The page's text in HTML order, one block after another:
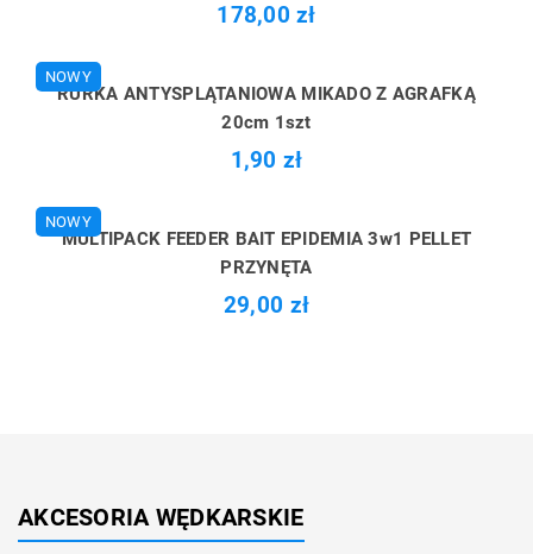
178,00 zł
NOWY
RURKA ANTYSPLĄTANIOWA MIKADO Z AGRAFKĄ
20cm 1szt
1,90 zł
NOWY
MULTIPACK FEEDER BAIT EPIDEMIA 3w1 PELLET
PRZYNĘTA
29,00 zł
AKCESORIA WĘDKARSKIE